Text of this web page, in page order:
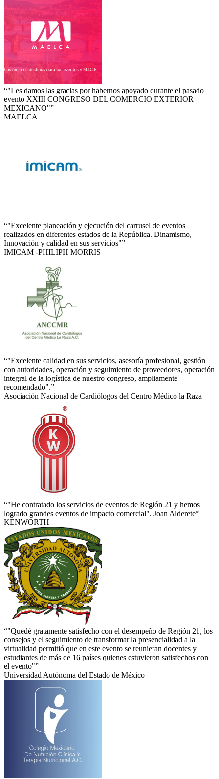
“"Les damos las gracias por habernos apoyado durante el pasado
evento XXIII CONGRESO DEL COMERCIO EXTERIOR
MEXICANO"”
MAELCA
“"Excelente planeación y ejecución del carrusel de eventos
realizados en diferentes estados de la República. Dinamismo,
Innovación y calidad en sus servicios"”
IMICAM -PHILIPH MORRIS
“"Excelente calidad en sus servicios, asesoría profesional, gestión
con autoridades, operación y seguimiento de proveedores, operación
integral de la logística de nuestro congreso, ampliamente
recomendado".”
Asociación Nacional de Cardiólogos del Centro Médico la Raza
“"He contratado los servicios de eventos de Región 21 y hemos
logrado grandes eventos de impacto comercial". Joan Alderete”
KENWORTH
“"Quedé gratamente satisfecho con el desempeño de Región 21, los
consejos y el seguimiento de transformar la presencialidad a la
virtualidad permitió que en este evento se reunieran docentes y
estudiantes de más de 16 países quienes estuvieron satisfechos con
el evento"”
Universidad Autónoma del Estado de México